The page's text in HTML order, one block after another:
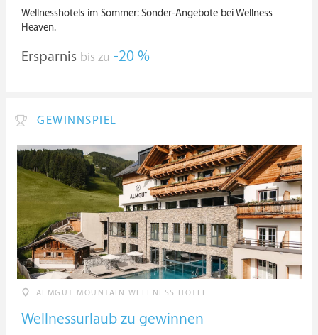
Wellnesshotels im Sommer: Sonder-Angebote bei Wellness
Heaven.
Ersparnis bis zu -20 %
GEWINNSPIEL
ALMGUT MOUNTAIN WELLNESS HOTEL
Wellnessurlaub zu gewinnen